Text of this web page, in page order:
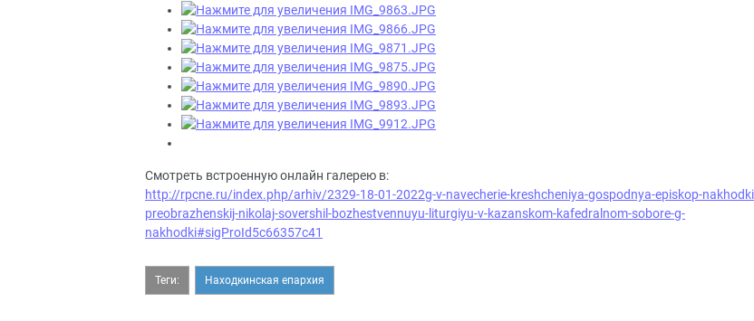
Смотреть встроенную онлайн галерею в:
http://rpcne.ru/index.php/arhiv/2329-18-01-2022g-v-navecherie-kreshcheniya-gospodnya-episkop-
preobrazhenskij-nikolaj-sovershil-bozhestvennuyu-liturgiyu-v-kazanskom-kafedralnom-sobore-g-
nakhodki#sigProId5c66357c41
Теги: Находкинская епархия